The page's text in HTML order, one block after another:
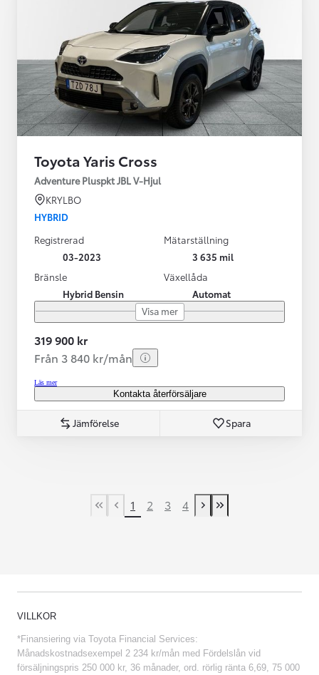
Toyota Yaris Cross
Adventure Pluspkt JBL V-Hjul
KRYLBO
HYBRID
Registrerad
03-2023
Mätarställning
3 635 mil
Bränsle
Hybrid Bensin
Växellåda
Automat
Visa mer
319 900 kr
Från 3 840 kr/mån
Läs mer
Kontakta återförsäljare
Jämförelse Spara
First Page
Previous page
1 2 3 4
Next page
Last Page
VILLKOR
*Finansiering via Toyota Financial Services:
Månadskostnadsexempel 2 234 kr/mån med Fördelslån vid
försäljningspris 250 000 kr, 36 månader, ord. rörlig ränta 6,69, 75 000